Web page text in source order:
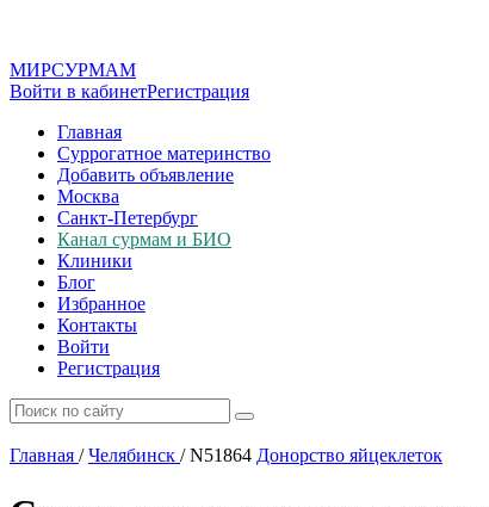
МИРСУРМАМ
Войти в кабинетРегистрация
Главная
Суррогатное материнство
Добавить объявление
Москва
Санкт-Петербург
Канал сурмам и БИО
Клиники
Блог
Избранное
Контакты
Войти
Регистрация
Главная / Челябинск /N51864 Донорство яйцеклеток